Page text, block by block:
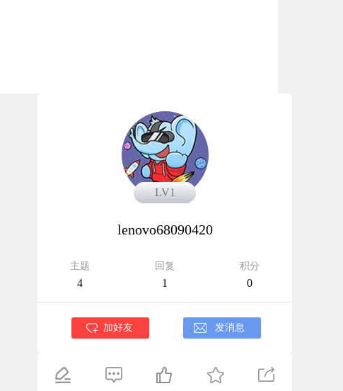
LV1
LV1
lenovo68090420
主题
4
回复
1
积分
0
加好友 发消息